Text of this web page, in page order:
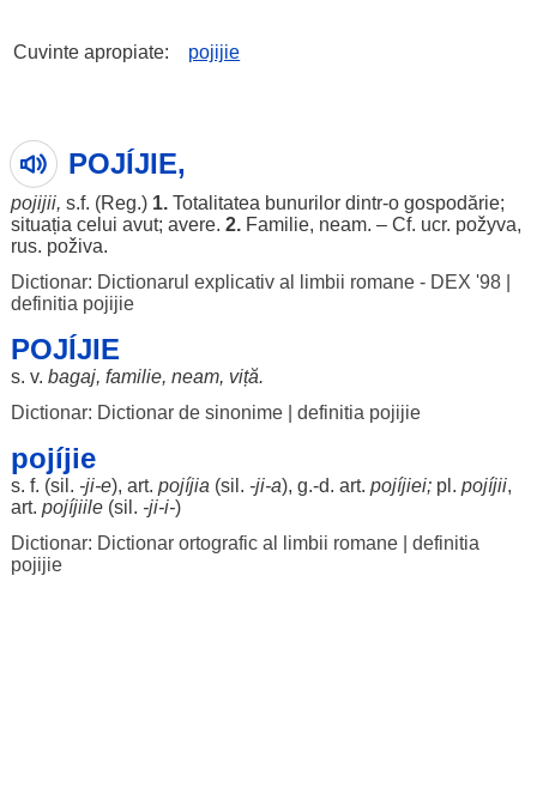
Cuvinte apropiate: pojijie
POJÍJIE,
pojijii, s.f. (Reg.) 1. Totalitatea bunurilordintr-o gospodărie;
situația celui avut; avere. 2. Familie, neam. – Cf. ucr. požyva,
rus. poživa.
Dictionar: Dictionarul explicativ al limbii romane - DEX '98|
definitia pojijie
POJÍJIE
s. v. bagaj, familie, neam, viță.
Dictionar: Dictionar de sinonime| definitia pojijie
pojíjie
s. f. (sil . -ji-e), art. pojíjia (sil . -ji-a), g.-d. art. pojíjiei;pl. pojíjii,
art. pojíjiile(sil . -ji-i-)
Dictionar: Dictionar ortografic al limbii romane| definitia
pojijie